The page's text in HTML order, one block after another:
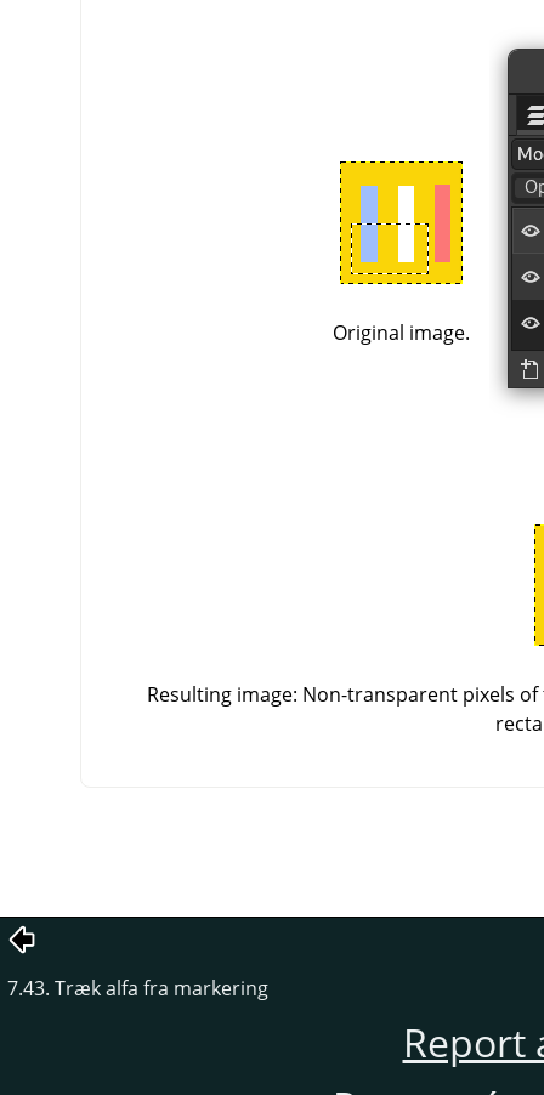
Original image.
Resulting image: Non-transparent pixels
7.43. Træk alfa fra markering
Report